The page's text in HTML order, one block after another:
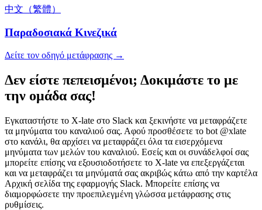
中文（繁體）
Παραδοσιακά Κινεζικά
Δείτε τον οδηγό μετάφρασης →
Δεν είστε πεπεισμένοι; Δοκιμάστε το με
την ομάδα σας!
Εγκαταστήστε το X-late στο Slack και ξεκινήστε να μεταφράζετε
τα μηνύματα του καναλιού σας. Αφού προσθέσετε το bot @xlate
στο κανάλι, θα αρχίσει να μεταφράζει όλα τα εισερχόμενα
μηνύματα των μελών του καναλιού. Εσείς και οι συνάδελφοί σας
μπορείτε επίσης να εξουσιοδοτήσετε το X-late να επεξεργάζεται
και να μεταφράζει τα μηνύματά σας ακριβώς κάτω από την καρτέλα
Αρχική σελίδα της εφαρμογής Slack. Μπορείτε επίσης να
διαμορφώσετε την προεπιλεγμένη γλώσσα μετάφρασης στις
ρυθμίσεις.